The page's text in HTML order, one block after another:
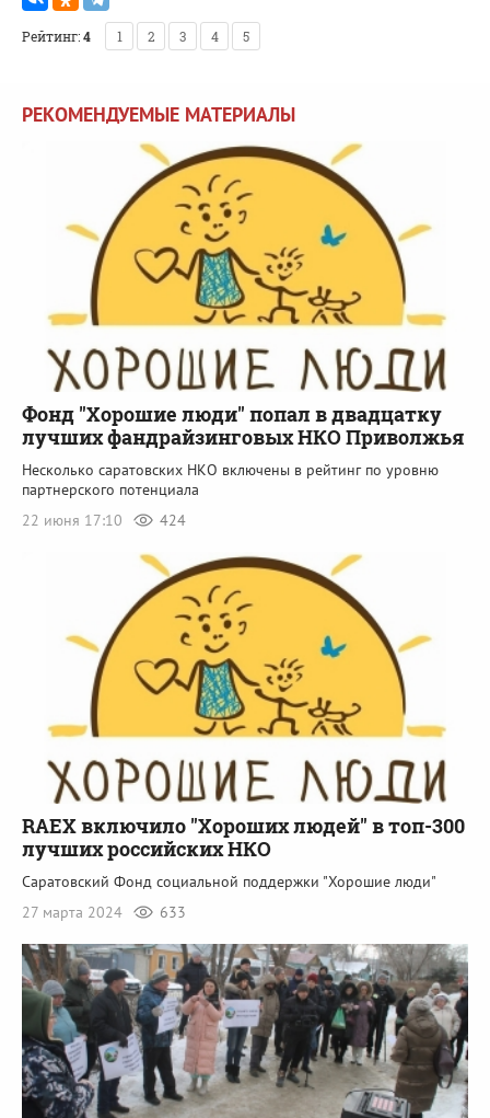
Рейтинг:4 1 2 3 4 5
РЕКОМЕНДУЕМЫЕ МАТЕРИАЛЫ
Фонд "Хорошие люди" попал в двадцатку
лучших фандрайзинговых НКО Приволжья
Несколько саратовских НКО включены в рейтинг по уровню
партнерского потенциала
22 июня 17:10
424
RAEX включило "Хороших людей" в топ-300
лучших российских НКО
Саратовский Фонд социальной поддержки "Хорошие люди"
27 марта 2024
633